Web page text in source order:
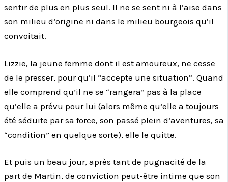
sentir de plus en plus seul. Il ne se sent ni à l’aise dans
son milieu d’origine ni dans le milieu bourgeois qu’il
convoitait.
Lizzie, la jeune femme dont il est amoureux, ne cesse
de le presser, pour qu’il “accepte une situation”. Quand
elle comprend qu’il ne se “rangera” pas à la place
qu’elle a prévu pour lui (alors même qu’elle a toujours
été séduite par sa force, son passé plein d’aventures, sa
“condition” en quelque sorte), elle le quitte.
Et puis un beau jour, après tant de pugnacité de la
part de Martin, de conviction peut-être intime que son